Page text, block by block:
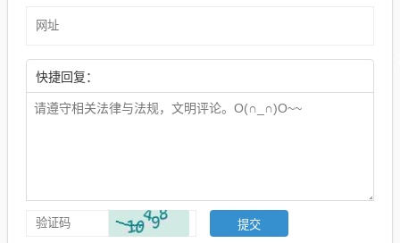
快捷回复：